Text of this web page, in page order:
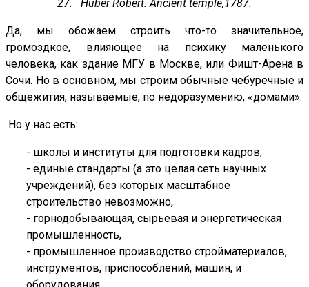
27. Huber Robert. Ancient temple,1787.
Да, мы обожаем строить что-то значительное,
громоздкое, влияющее на психику маленького
человека, как здание МГУ в Москве, или Фишт-Арена в
Сочи. Но в основном, мы строим обычные чебуречные и
общежития, называемые, по недоразумению, «домами».
Но у нас есть:
- школы и институты для подготовки кадров,
- единые стандарты (а это целая сеть научных
учреждений), без которых масштабное
строительство невозможно,
- горнодобывающая, сырьевая и энергетическая
промышленность,
- промышленное производство стройматериалов,
инструментов, приспособлений, машин, и